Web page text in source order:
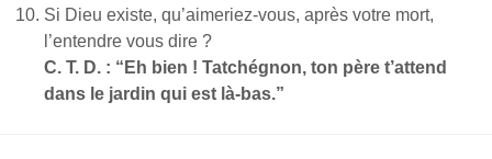
Si Dieu existe, qu’aimeriez-vous, après votre mort,
l’entendre vous dire ?
C. T. D. : “Eh bien ! Tatchégnon, ton père t’attend
dans le jardin qui est là-bas.”